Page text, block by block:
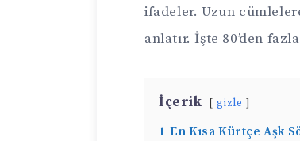
ifadeler. Uzun
anlatır. İşte 80’den
İçerik gizle
1 En Kısa Kürtçe Aşk